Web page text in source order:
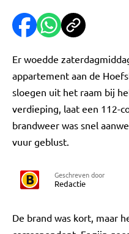
Er woedde
appartement aan de
sloegen uit het raam bij
verdieping, laat een 112-
brandweer was snel
vuur geblust.
Geschreven door
Redactie
De brand was kort, maar